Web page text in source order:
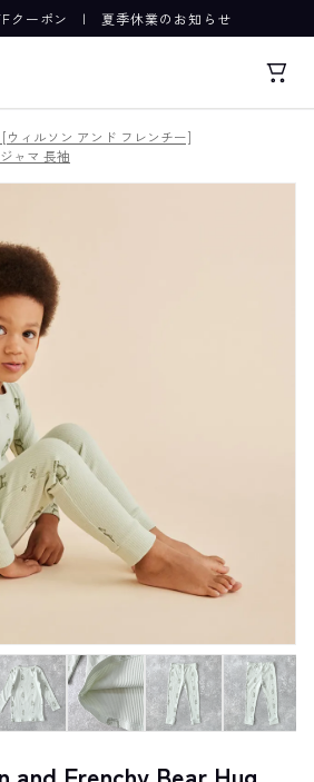
クーポン |夏季休業のお知らせ
[ウィルソン アンド フレンチー]
ャマ 長袖